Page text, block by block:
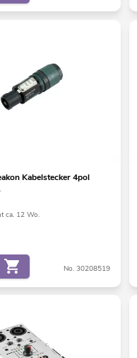
Kabelstecker 4pol
ca. 12 Wo.
No. 30208519